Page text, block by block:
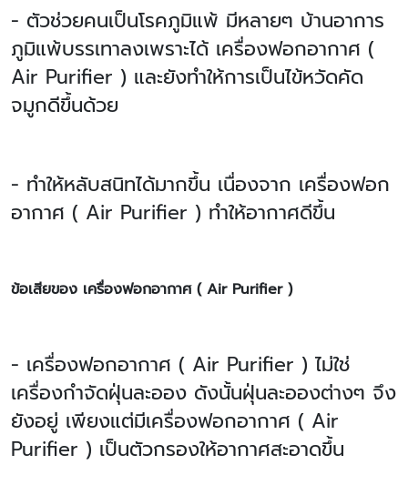
- ตัวช่วยคนเป็นโรคภูมิแพ้ มีหลายๆ บ้านอาการ
ภูมิแพ้บรรเทาลงเพราะได้ เครื่องฟอกอากาศ (
Air Purifier ) และยังทำให้การเป็นไข้หวัดคัด
จมูกดีขึ้นด้วย
- ทำให้หลับสนิทได้มากขึ้น เนื่องจาก เครื่องฟอก
อากาศ ( Air Purifier ) ทำให้อากาศดีขึ้น
ข้อเสียของ เครื่องฟอกอากาศ ( Air Purifier )
- เครื่องฟอกอากาศ ( Air Purifier ) ไม่ใช่
เครื่องกำจัดฝุ่นละออง ดังนั้นฝุ่นละอองต่างๆ จึง
ยังอยู่ เพียงแต่มีเครื่องฟอกอากาศ ( Air
Purifier ) เป็นตัวกรองให้อากาศสะอาดขึ้น